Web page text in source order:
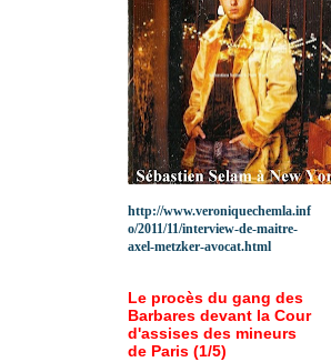
http://www.veroniquechemla.inf
o/2011/11/interview-de-maitre-
axel-metzker-avocat.html
Le procès du gang des
Barbares devant la Cour
d'assises des mineurs
de Paris (1/5)